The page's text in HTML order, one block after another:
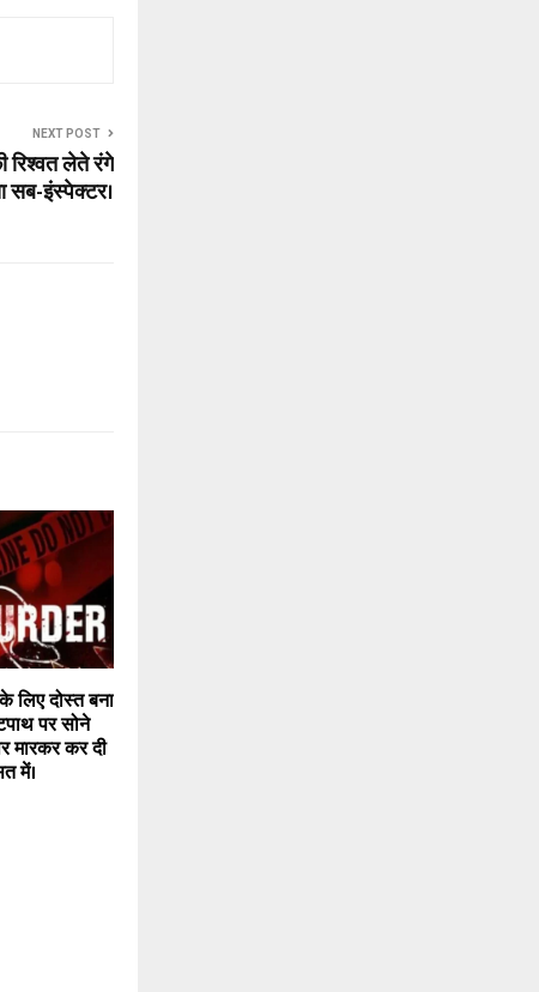
NEXT POST
रिश्वत लेते रंगे
सब-इंस्पेक्टर।
लिए दोस्त बना
पर सोने
मारकर कर दी
में।